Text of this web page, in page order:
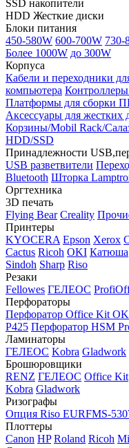
SSD накопители
HDD Жесткие диски
Блоки питания
450-580W 600-700W 730-
Более 1000W до 300W
Корпуса
Кабели и переходники
компьютера
Платформы для сборки
Аксессуары для жестких
Корзины/Mobil Rack/
HDD/SSD
Принадлежности
USB разветвители
Bluetooth Шторка
Оргтехника
3D печать
Flying Bear Creality
Принтеры
KYOCERA Epson Xerox
Cactus Ricoh OKI Катюша
Sindoh Sharp Riso
Резаки
Fellowes ГЕЛЕОС
Перфораторы
Перфоратор Office Kit
P425 Перфоратор HSM
Ламинаторы
ГЕЛЕОС Kobra Gladwork
Брошюровщики
RENZ ГЕЛЕОС Office Kit
Kobra Gladwork
Ризографы
Опция Riso EURFMS-
Плоттеры
Canon HP Roland Ricoh